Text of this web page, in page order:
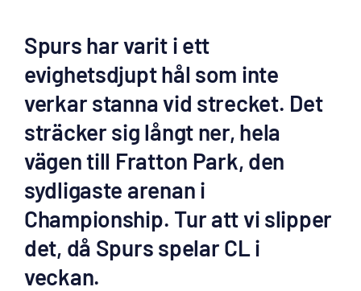
Spurs har varit i ett
evighetsdjupt hål som inte
verkar stanna vid strecket. Det
sträcker sig långt ner, hela
vägen till Fratton Park, den
sydligaste arenan i
Championship. Tur att vi slipper
det, då Spurs spelar CL i
veckan.